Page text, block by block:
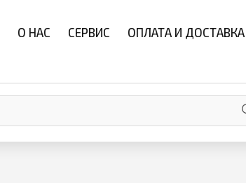
О НАС СЕРВИС ОПЛАТА И ДОСТАВКА